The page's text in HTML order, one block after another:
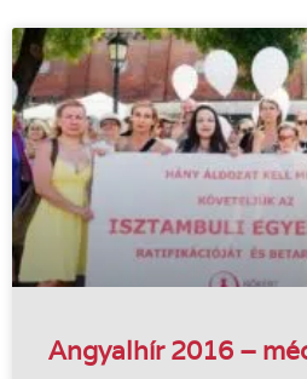
Angyalhír 2016 –